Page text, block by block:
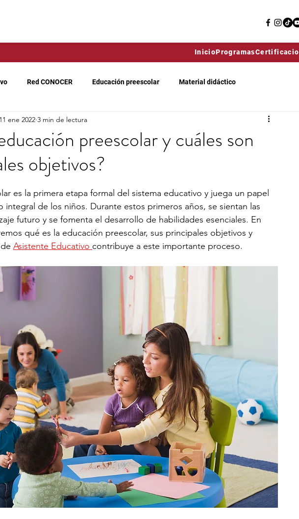
InicioProgramas
Red CONOCER Educación preescolar Material didáctico
Estimulación temprana Desarrollo del lenguaje
Desarrollo afectivo
preescolar y cuáles son
objetivos?
11 ene 2022 3 min de lectura
es la primera etapa formal del sistema educativo y juega un papel
integral de los niños. Durante estos primeros años, se sientan las
futuro y se fomenta el desarrollo de habilidades esenciales. En
qué es la educación preescolar, sus principales objetivos y
Asistente Educativo contribuye a este importante proceso.